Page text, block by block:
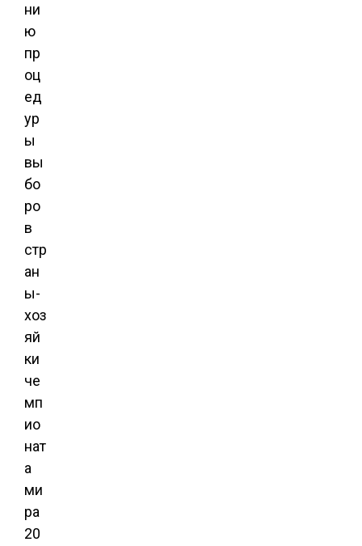
ни
ю
пр
оц
ед
ур
ы
вы
бо
ро
в
стр
ан
ы-
хоз
яй
ки
че
мп
ио
нат
а
ми
ра
20